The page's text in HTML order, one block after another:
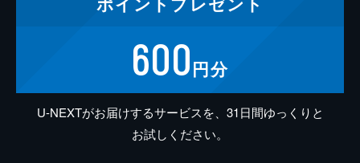
600円分
U-NEXTがお届けするサービスを、31日間ゆっくりと
お試しください。